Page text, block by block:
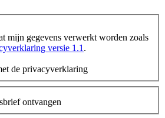
mijn gegevens verwerkt worden zoals
versie 1.1.
de privacyverklaring
ontvangen